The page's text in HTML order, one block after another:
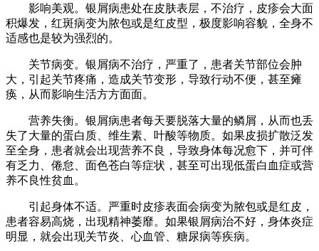
影响美观。银屑病患处在皮肤表层，不治疗，皮疹会大面
积爆发，红斑病变为脓包或是红皮型，极度影响容貌，全身不
适感也是较为强烈的。
关节病变。银屑病不治疗，严重了，患者关节部位会肿
大，引起关节疼痛，造成关节变形，导致行动不便，甚至瘫
痪，从而影响生活方方面面。
营养失衡。银屑病患者每天要脱落大量的鳞屑，从而也丢
失了大量的蛋白质、维生素、叶酸等物质。如果皮损扩散泛发
至全身，患者就会出现营养不良，导致身体每况愈下，并可伴
有乏力、倦怠、面色苍白等症状，甚至可出现低蛋白血症或营
养不良性贫血。
引起身体不适。严重时皮疹表面会病变为脓包或是红皮，
患者容易高烧，出现精神萎靡。如果银屑病治不好，身体炎症
明显，就会出现关节炎、心血管、糖尿病等疾病。